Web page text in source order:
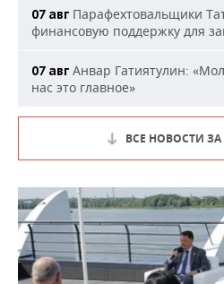
07 авг Парафехтовальщики
финансовую поддержку для
07 авг Анвар Гатиятулин:
нас это главное»
ВСЕ НОВОСТИ